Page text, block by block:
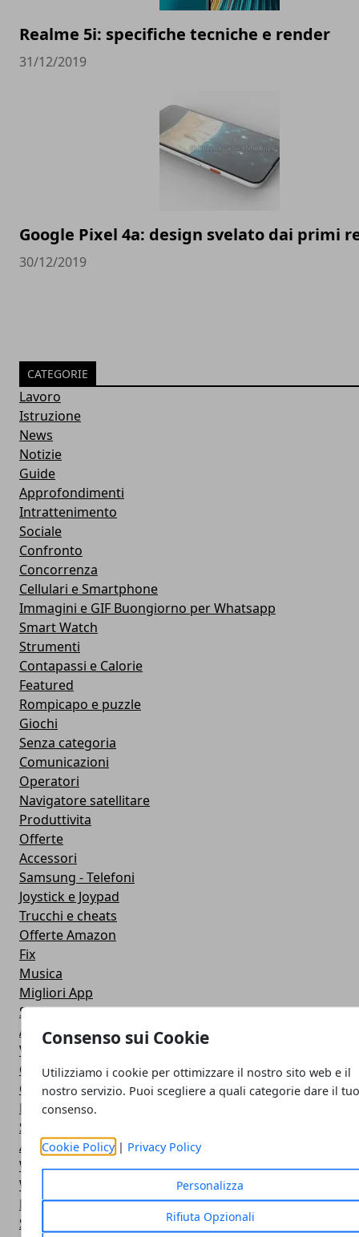
Consenso sui Cookie
Utilizziamo i cookie per ottimizzare il nostro sito web e il
nostro servizio. Puoi scegliere a quali categorie dare il
consenso.
Cookie Policy | Privacy Policy
Personalizza
Rifiuta Opzionali
Realme 5i: specifiche tecniche e render
31/12/2019
Google Pixel 4a: design svelato dai primi
30/12/2019
CATEGORIE
Lavoro
Istruzione
News
Notizie
Guide
Approfondimenti
Intrattenimento
Sociale
Confronto
Concorrenza
Cellulari e Smartphone
Immagini e GIF Buongiorno per Whatsapp
Smart Watch
Strumenti
Contapassi e Calorie
Featured
Rompicapo e puzzle
Giochi
Senza categoria
Comunicazioni
Operatori
Navigatore satellitare
Produttivita
Offerte
Accessori
Samsung - Telefoni
Joystick e Joypad
Trucchi e cheats
Offerte Amazon
Fix
Musica
Migliori App
Stati Whatsapp
Applicazioni
Viaggi
Galaxy Note 5
Google Play
Fotografia
Stile di vita
Antivirus
Widget Orologio
Widget Meteo
Ricezione WiFi
Sport